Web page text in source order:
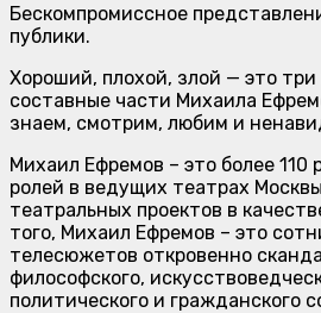
Бескомпромиссное
публики.
Хороший, плохой, злой — это
составные части Михаила
знаем, смотрим, любим и
Михаил Ефремов – это более 110
ролей в ведущих театрах
театральных проектов в
того, Михаил Ефремов – это
телесюжетов откровенно
философского,
политического и гражданского